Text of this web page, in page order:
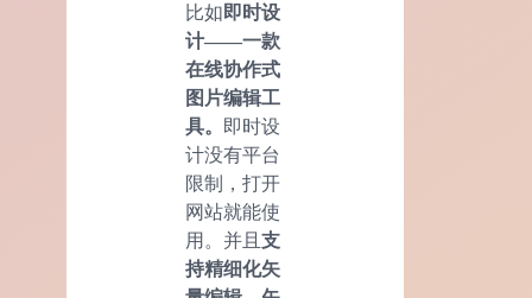
比如 即时设
计——一款
在线协作式
图片编辑工
具。
即时设
计没有平台
限制，打开
网站就能使
用。并且 支
持精细化矢